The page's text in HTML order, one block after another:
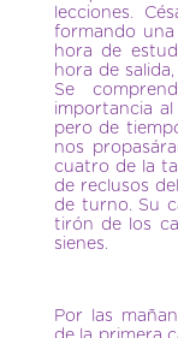
lecciones.
formando
hora de
hora de
Se
importancia
pero de
nos
cuatro de la
de reclusos
de turno. Su
tirón de los
sienes.
Por las